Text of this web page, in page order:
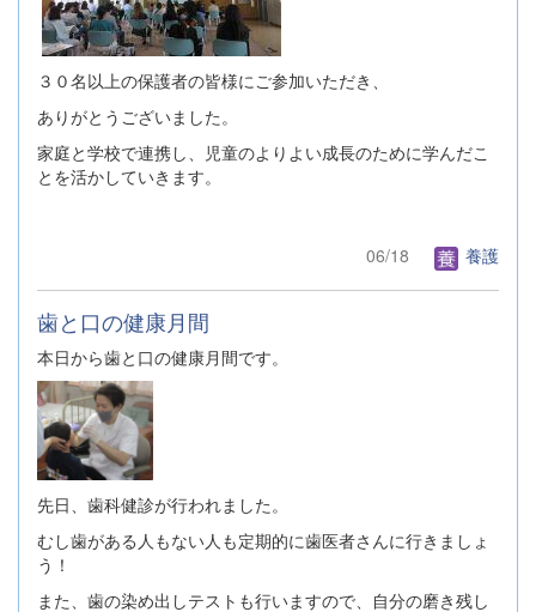
３０名以上の保護者の皆様にご参加いただき、
ありがとうございました。
家庭と学校で連携し、児童のよりよい成長のために学んだこ
とを活かしていきます。
06/18 養護
歯と口の健康月間
本日から歯と口の健康月間です。
先日、歯科健診が行われました。
むし歯がある人もない人も定期的に歯医者さんに行きましょ
う！
また、歯の染め出しテストも行いますので、自分の磨き残し